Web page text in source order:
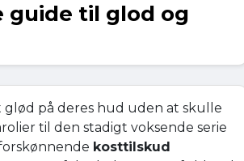
guide til glod og
på deres hud uden at skulle
til den stadigt voksende serie
kosttilskud